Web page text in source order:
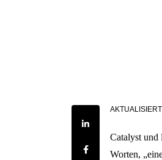
Share on LinkedIn
Share on Facebook
Catalyst und
Worten,